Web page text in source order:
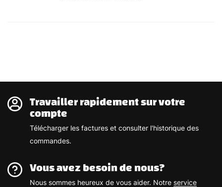
Travailler rapidement sur votre
compte
Télécharger les factures et consulter l'historique des
commandes.
Vous avez besoin de nous?
Nous sommes heureux de vous aider. Notre service